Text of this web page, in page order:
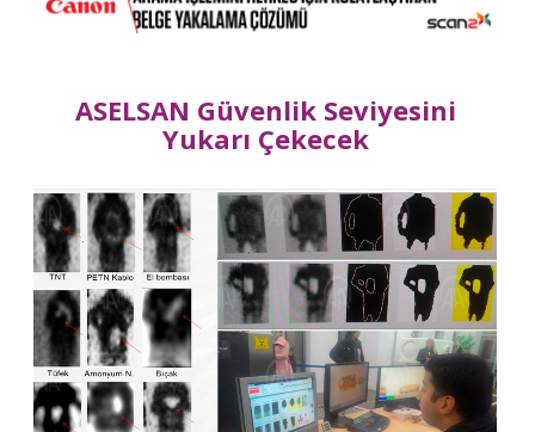
ASELSAN Güvenlik Seviyesini
Yukarı Çekecek